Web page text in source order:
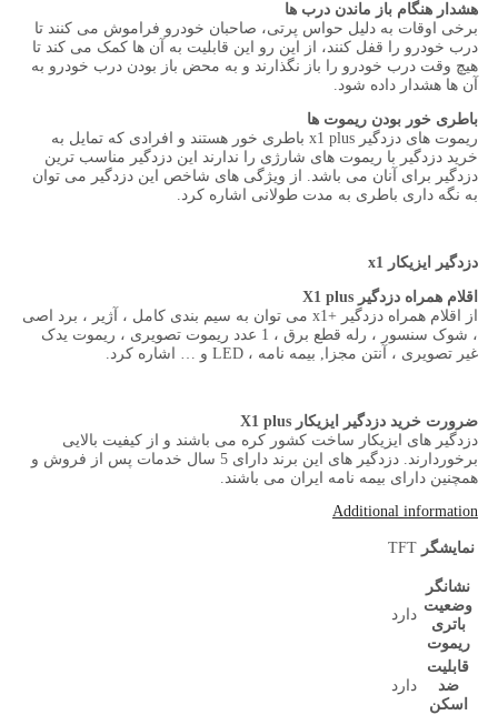
هشدار هنگام باز ماندن درب ها
برخی اوقات به دلیل حواس پرتی، صاحبان خودرو فراموش می کنند تا
درب خودرو را قفل کنند، از این رو این قابلیت به آن ها کمک می کند تا
هیچ وقت درب خودرو را باز نگذارند و به محض باز بودن درب خودرو به
آن ها هشدار داده شود.
باطری خور بودن ریموت ها
ریموت های دزدگیر x1 plus باطری خور هستند و افرادی که تمایل به
خرید دزدگیر با ریموت های شارژی را ندارند این دزدگیر مناسب ترین
دزدگیر برای آنان می باشد. از ویژگی های شاخص این دزدگیر می توان
به نگه داری باطری به مدت طولانی اشاره کرد.
دزدگیر ایزیکار x1
اقلام همراه دزدگیر X1 plus
از اقلام همراه دزدگیر +x1 می توان به سیم بندی کامل ، آژیر ، برد اصی
، شوک سنسور ، رله قطع برق ، 1 عدد ریموت تصویری ، ریموت یدک
غیر تصویری ، آنتن مجزا, بیمه نامه ، LED و … اشاره کرد.
ضرورت خرید دزدگیر ایزیکار X1 plus
دزدگیر های ایزیکار ساخت کشور کره می باشند و از کیفیت بالایی
برخوردارند. دزدگیر های این برند دارای 5 سال خدمات پس از فروش و
همچنین دارای بیمه نامه ایران می باشند.
Additional information
نمایشگر TFT
نشانگر
وضعیت
باتری
ریموت
دارد
قابلیت
ضد
اسکن
دارد